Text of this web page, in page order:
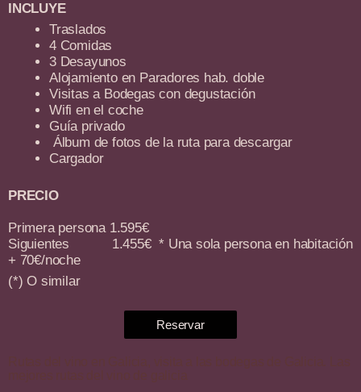
INCLUYE
Traslados
4 Comidas
3 Desayunos
Alojamiento en Paradores hab. doble
Visitas a Bodegas con degustación
Wifi en el coche
Guía privado
Álbum de fotos de la ruta para descargar
Cargador
PRECIO
Primera persona 1.595€
Siguientes 1.455€ * Una sola persona en habitación
+ 70€/noche
(*) O similar
Reservar